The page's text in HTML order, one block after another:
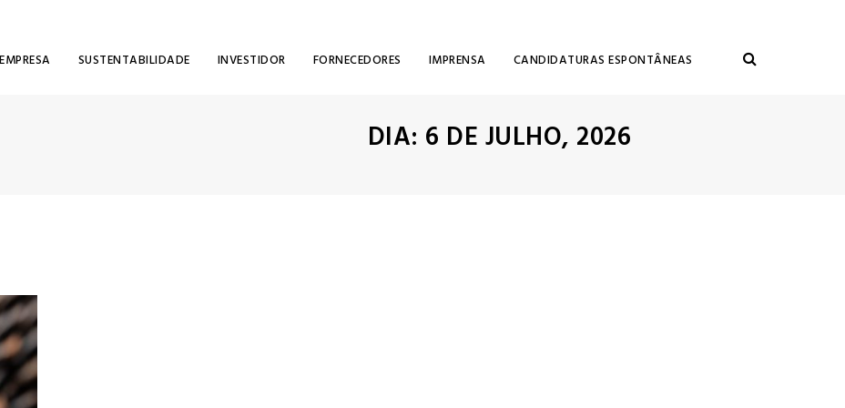
SUSTENTABILIDADE INVESTIDOR FORNECEDORES IMPRENSA CANDIDATURAS ESPONTÂNEAS
DIA: 6 DE JULHO, 2026